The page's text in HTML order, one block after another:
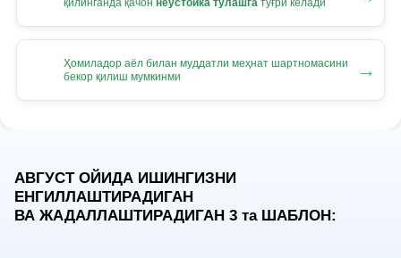
қилинганда қачон неустойка тўлашга тўғри келади
Ҳомиладор аёл билан муддатли меҳнат шартномасини
бекор қилиш мумкинми
→
АВГУСТ ОЙИДА ИШИНГИЗНИ
ЕНГИЛЛАШТИРАДИГАН
ВА ЖАДАЛЛАШТИРАДИГАН 3 таШАБЛОН: